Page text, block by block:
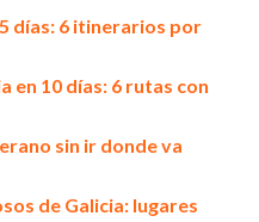
días: 6 itinerarios por
en 10 días: 6 rutas con
sin ir donde va
de Galicia: lugares